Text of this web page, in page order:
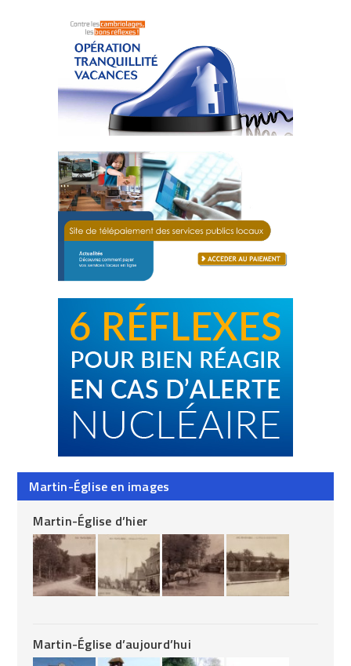
Martin-Église en images
Martin-Église d’hier
Martin-Église d’aujourd’hui